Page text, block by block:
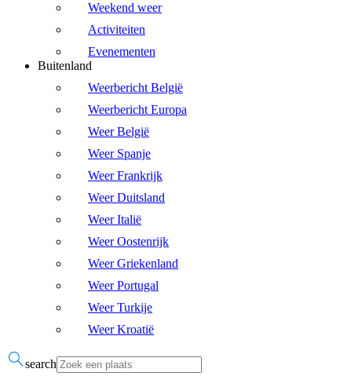
Weekend weer
Activiteiten
Evenementen
Buitenland
Weerbericht België
Weerbericht Europa
Weer België
Weer Spanje
Weer Frankrijk
Weer Duitsland
Weer Italië
Weer Oostenrijk
Weer Griekenland
Weer Portugal
Weer Turkije
Weer Kroatië
search